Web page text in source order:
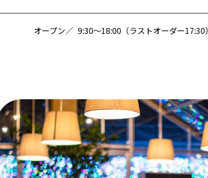
オープン／ 9:30～18:00（ラストオーダー17:30）